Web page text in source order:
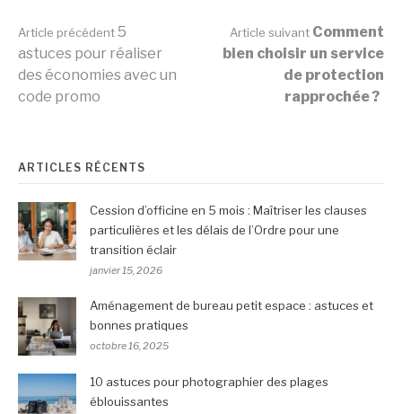
Lire
la
suite
Article précédent5
astuces pour réaliser
des économies avec un
code promo
Article suivant Comment
bien choisir un service
de protection
rapprochée ?
ARTICLES RÉCENTS
Cession d’officine en 5 mois : Maîtriser les clauses
particulières et les délais de l’Ordre pour une
transition éclair
janvier 15, 2026
Aménagement de bureau petit espace : astuces et
bonnes pratiques
octobre 16, 2025
10 astuces pour photographier des plages
éblouissantes